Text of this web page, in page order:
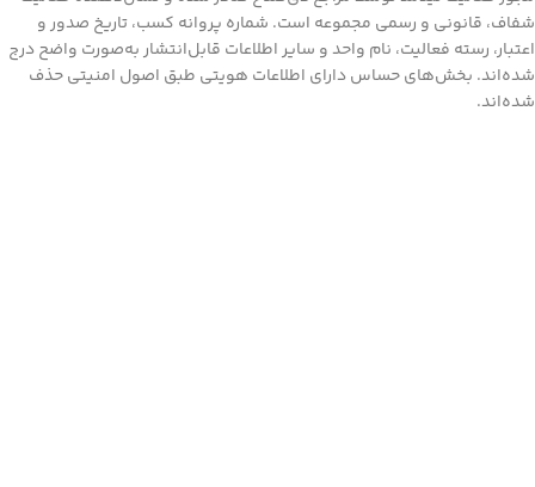
شفاف، قانونی و رسمی مجموعه است. شماره پروانه کسب، تاریخ صدور و
اعتبار، رسته فعالیت، نام واحد و سایر اطلاعات قابل‌انتشار به‌صورت واضح درج
شده‌اند. بخش‌های حساس دارای اطلاعات هویتی طبق اصول امنیتی حذف
شده‌اند.